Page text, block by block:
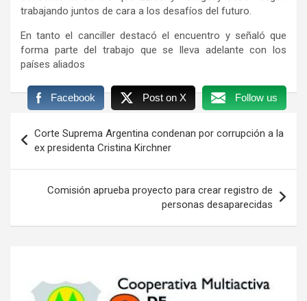
trabajando juntos de cara a los desafíos del futuro.
En tanto el canciller destacó el encuentro y señaló que
forma parte del trabajo que se lleva adelante con los
países aliados
Facebook Post on X Follow us
de
entradas
Corte Suprema Argentina condenan por corrupción a la
ex presidenta Cristina Kirchner
Comisión aprueba proyecto para crear registro de
personas desaparecidas